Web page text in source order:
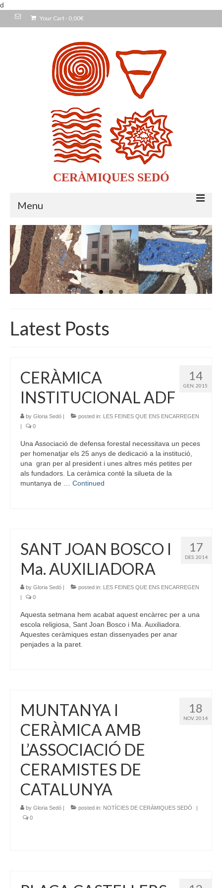
d
Your Cart - 0,00€
CERÀMIQUES SEDÓ
Menu
INICI
QUI SOM
GALERIA D’IMATGES
ACTUALITAT
CONTACTE
Latest Posts
14
GEN. 2015
CERÀMICA
INSTITUCIONAL ADF
by Gloria Sedó | posted in: LES FEINES QUE ENS ENCARREGEN
|
0
Una Associació de defensa forestal necessitava un peces
per homenatjar els 25 anys de dedicació a la institució,
una gran per al president i unes altres més petites per
als fundadors. La ceràmica conté la silueta de la
muntanya de … Continued
17
DES. 2014
SANT JOAN BOSCO I
Ma. AUXILIADORA
by Gloria Sedó | posted in: LES FEINES QUE ENS ENCARREGEN
|
0
Aquesta setmana hem acabat aquest encàrrec per a una
escola religiosa, Sant Joan Bosco i Ma. Auxiliadora.
Aquestes ceràmiques estan dissenyades per anar
penjades a la paret.
18
NOV. 2014
MUNTANYA I
CERÀMICA AMB
L’ASSOCIACIÓ DE
CERAMISTES DE
CATALUNYA
by Gloria Sedó posted in: NOTÍCIES DE CERÀMIQUES SEDÓ
0